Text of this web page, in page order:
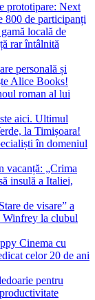
prototipare: Next
800 de participanți
locală de
rar întâlnită
personală și
Alice Books!
roman al lui
aici. Ultimul
la Timișoara!
în domeniul
vacanță: „Crima
insulă a Italiei,
de visare” a
Winfrey la clubul
Cinema cu
celor 20 de ani
pentru